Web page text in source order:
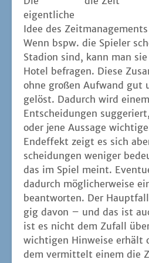
eigent­li­che
Idee des
Wenn bspw. die Spie­ler
Sta­di­on sind, kann man
Hotel befra­gen. Die­se
ohne gro­ßen Auf­wand gut
gelöst. Dadurch wird
Ent­schei­dun­gen
oder jene Aus­sa­ge
End­ef­fekt zeigt es sich
schei­dun­gen weni­ger
das im Spiel meint.
dadurch mög­li­cher­wei­se
beant­wor­ten. Der
gig davon – und das ist
ist es nicht dem Zufall
wich­ti­gen Hin­wei­se
dem ver­mit­telt einem die